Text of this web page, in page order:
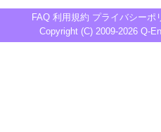
FAQ 利用規約 プライバシーポ
Copyright (C) 2009-2026 Q-